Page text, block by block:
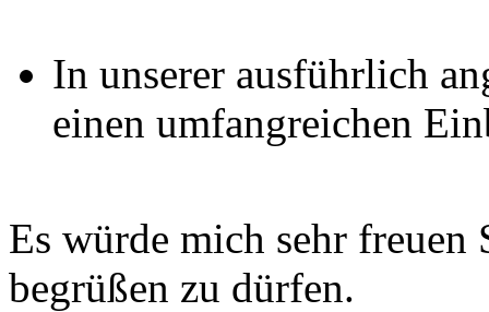
In unserer ausführlich
einen umfangreichen
Es würde mich sehr
begrüßen zu dürfen.